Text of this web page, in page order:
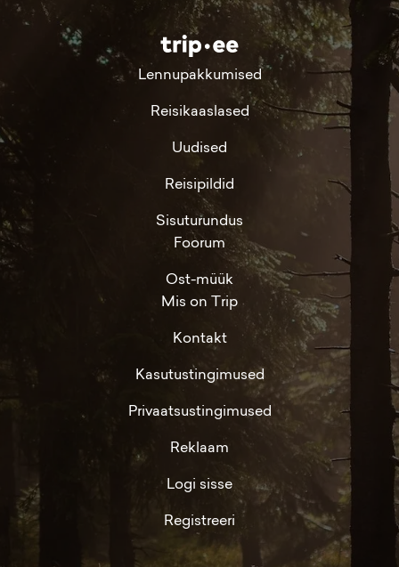
Lennupakkumised
Reisikaaslased
Uudised
Reisipildid
Sisuturundus
Foorum
Ost-müük
Mis on Trip
Kontakt
Kasutustingimused
Privaatsustingimused
Reklaam
Logi sisse
Registreeri